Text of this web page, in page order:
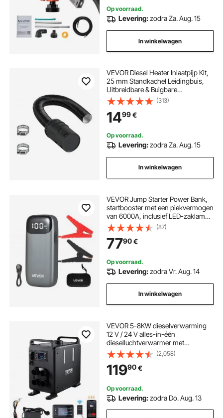
Op voorraad.
Levering:zodra Za. Aug. 15
In winkelwagen
VEVOR Diesel Heater Inlaatpijp Kit,
25 mm Standkachel Leidingbuis,
Uitbreidbare & Buigbare
Luchtinlaatfilter Demperslang Kit
voor 2 kW 5 kW 8 kW
Luchtverwarmer
(313)
1499€
Op voorraad.
Levering:zodra Za. Aug. 15
In winkelwagen
VEVOR Jump Starter Power Bank,
startbooster met een piekvermogen
van 6000A, inclusief LED-zaklamp
en kabel, geschikt voor diesel- en
benzinemotoren tot 10 liter. Deze
auto-accubooster biedt snelladen
en veiligheidsbescherming voor
noodgevallen.
(87)
7790€
Op voorraad.
Levering:zodra Vr. Aug. 14
In winkelwagen
VEVOR 5-8KW dieselverwarming
12 V / 24 V alles-in-één
dieselluchtverwarmer met
Bluetooth-appbediening,
afstandsbediening, display en CO-
alarm, snel verwarmende verticale
draagbare dieselverwarming
(2,058)
11990€
Op voorraad.
Levering:zodra Do. Aug. 13